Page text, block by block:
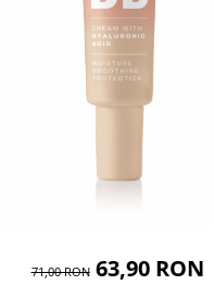
71,00 RON 63,90 RON